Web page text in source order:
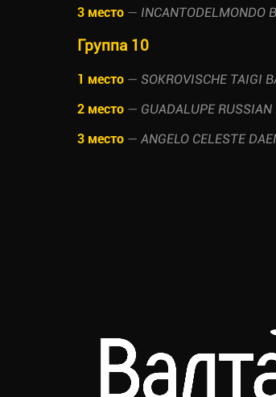
3 место — INCANTODELMONDO
Группа 10
1 место — SOKROVISCHE TAIGI
2 место — GUADALUPE RUSSIAN
3 место — ANGELO CELESTE